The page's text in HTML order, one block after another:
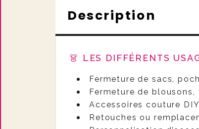
Description
👗 LES DIFFÉRENTS
Fermeture de sacs,
Fermeture de
Accessoires couture
Retouches ou